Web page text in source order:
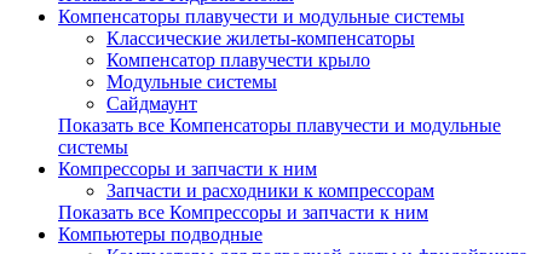
Компенсаторы плавучести и модульные системы
Классические жилеты-компенсаторы
Компенсатор плавучести крыло
Модульные системы
Сайдмаунт
Показать все Компенсаторы плавучести и модульные
системы
Компрессоры и запчасти к ним
Запчасти и расходники к компрессорам
Показать все Компрессоры и запчасти к ним
Компьютеры подводные